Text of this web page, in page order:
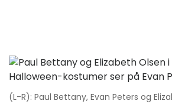
(L-R): Paul Bettany, Evan Peters og